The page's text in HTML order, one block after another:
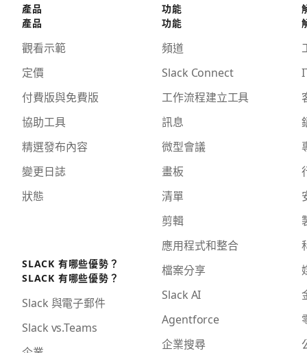
產品
產品
觀看示範
定價
付費版與免費版
協助工具
精選發布內容
變更日誌
狀態
SLACK 有哪些優勢？
SLACK 有哪些優勢？
Slack 與電子郵件
Slack vs.Teams
功能
功能
頻道
Slack Connect
工作流程建立工具
訊息
微型會議
畫板
清單
剪輯
應用程式和整合
檔案分享
Slack AI
Agentforce
企業搜尋